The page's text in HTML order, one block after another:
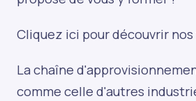
Cliquez ici pour découvrir
La chaîne
comme celle d'autres